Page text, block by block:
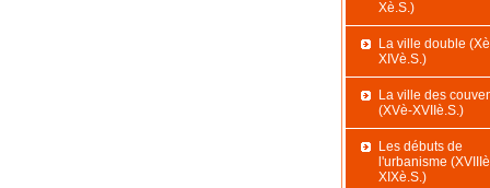
Xè.S.)
La ville double
XIVè.S.)
La ville des
(XVè-XVIIè.S.)
Les débuts de
l'urbanisme
XIXè.S.)